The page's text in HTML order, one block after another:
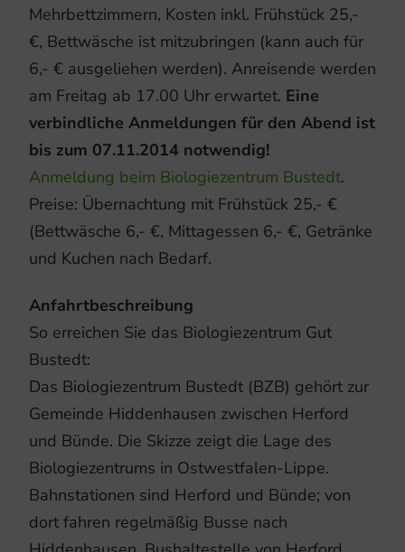
Mehrbettzimmern, Kosten inkl. Frühstück 25,-
€, Bettwäsche ist mitzubringen (kann auch für
6,- € ausgeliehen werden). Anreisende werden
am Freitag ab 17.00 Uhr erwartet. Eine
verbindliche Anmeldungen für den Abend ist
bis zum 07.11.2014 notwendig!
Anmeldung beim Biologiezentrum Bustedt.
Preise: Übernachtung mit Frühstück 25,- €
(Bettwäsche 6,- €, Mittagessen 6,- €, Getränke
und Kuchen nach Bedarf.
Anfahrtbeschreibung
So erreichen Sie das Biologiezentrum Gut
Bustedt:
Das Biologiezentrum Bustedt (BZB) gehört zur
Gemeinde Hiddenhausen zwischen Herford
und Bünde. Die Skizze zeigt die Lage des
Biologiezentrums in Ostwestfalen-Lippe.
Bahnstationen sind Herford und Bünde; von
dort fahren regelmäßig Busse nach